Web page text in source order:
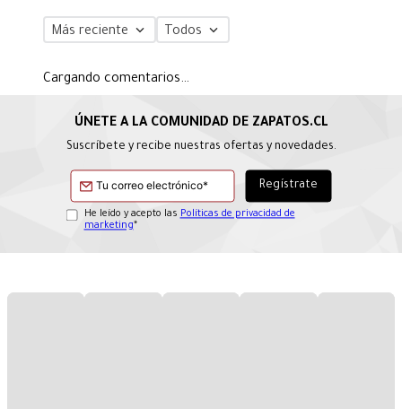
Más reciente Todos
Cargando comentarios…
Suscríbete y recibe nuestras ofertas y novedades.
He leído y acepto las Políticas de privacidad de
marketing*